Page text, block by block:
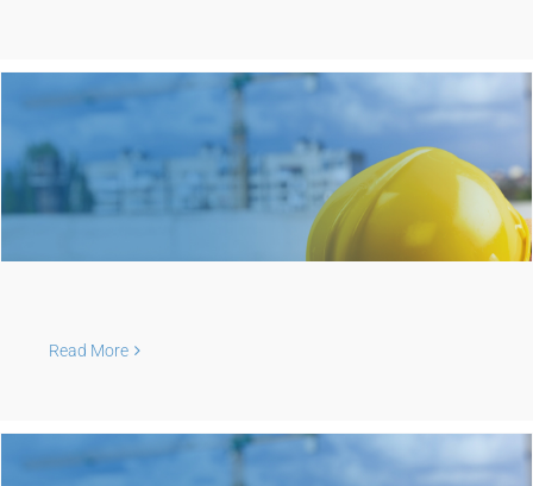
Read More